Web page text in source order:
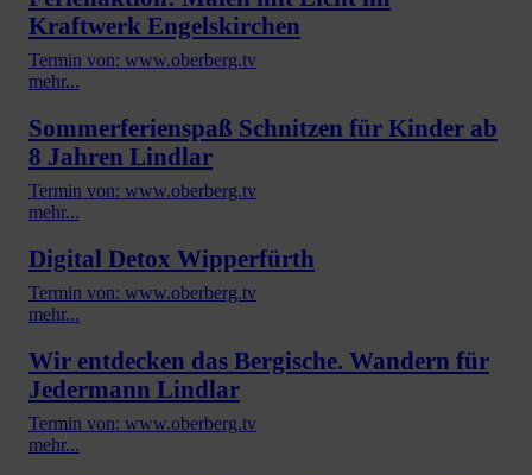
Kraftwerk Engelskirchen
Termin von: www.oberberg.tv
mehr...
Sommerferienspaß Schnitzen für Kinder ab
8 Jahren Lindlar
Termin von: www.oberberg.tv
mehr...
Digital Detox Wipperfürth
Termin von: www.oberberg.tv
mehr...
Wir entdecken das Bergische. Wandern für
Jedermann Lindlar
Termin von: www.oberberg.tv
mehr...